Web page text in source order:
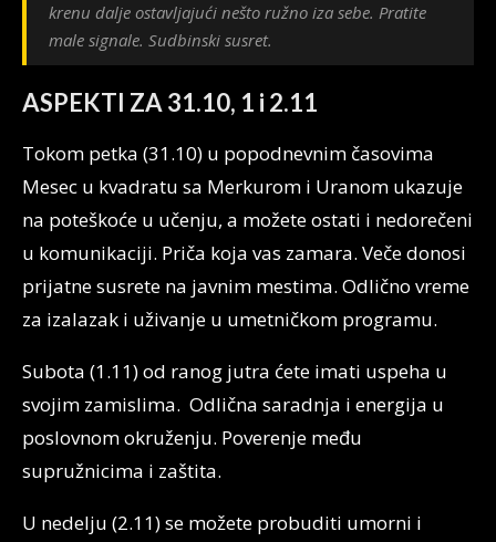
krenu dalje ostavljajući nešto ružno iza sebe. Pratite
male signale. Sudbinski susret.
ASPEKTI ZA 31.10, 1 i 2.11
Tokom petka (31.10) u popodnevnim časovima
Mesec u kvadratu sa Merkurom i Uranom ukazuje
na poteškoće u učenju, a možete ostati i nedorečeni
u komunikaciji. Priča koja vas zamara. Veče donosi
prijatne susrete na javnim mestima. Odlično vreme
za izalazak i uživanje u umetničkom programu.
Subota (1.11) od ranog jutra ćete imati uspeha u
svojim zamislima. Odlična saradnja i energija u
poslovnom okruženju. Poverenje među
supružnicima i zaštita.
U nedelju (2.11) se možete probuditi umorni i